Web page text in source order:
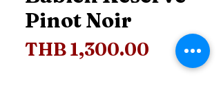
Pinot Noir
THB 1,300.00 Price